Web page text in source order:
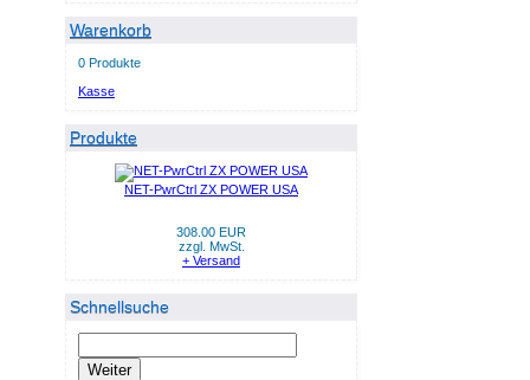
Warenkorb
0 Produkte
Kasse
Produkte
NET-PwrCtrl ZX POWER USA
308.00 EUR
zzgl. MwSt.
+ Versand
Schnellsuche
Weiter